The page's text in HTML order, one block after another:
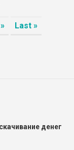
» Last »
денег